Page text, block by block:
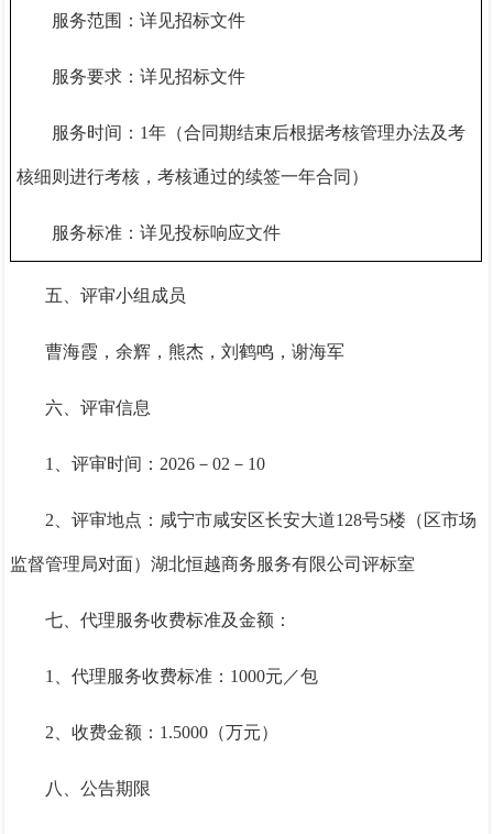
服务范围：详见招标文件
服务要求：详见招标文件
服务时间： 1年（合同期结束后根据考核管理办法及考
核细则进行考核，考核通过的续签一年合同）
服务标准：详见投标响应文件
五、评审小组成员
曹海霞 ，余辉，熊杰，刘鹤鸣，谢海军
六、评审信息
1、评审时间：2026－02－10
2、评审地点：咸宁市咸安区长安大道128号5楼（区市场
监督管理局对面）湖北恒越商务服务有限公司评标室
七、代理服务收费标准及金额：
1、代理服务收费标准：1000元／包
2、收费金额：1.5000（万元）
八、公告期限